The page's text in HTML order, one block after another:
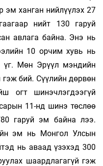
эм ханган нийлүүлэх 27
нийт 130 гаруй
авлага байна. Энэ нь
10 орчим хувь нь
үг. Мөн Эрүүл мэндийн
гэж бий. Сүүлийн дөрвөн
огт шинэчлэгдээгүй
11-нд шинэ төслөө
гаруй эм байна лээ.
эм нь Монгол Улсын
нь аваад үзэхэд 300
шаардлагагүй гэж